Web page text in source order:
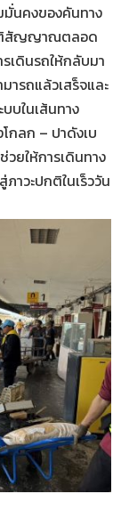
มั่นคงของคันทาง
ติสัญญาณตลอด
เดินรถให้กลับมา
ารถแล้วเสร็จและ
บในเส้นทาง
กลก – ปาดังเบ
วยให้การเดินทาง
าวะปกติในเร็ววัน